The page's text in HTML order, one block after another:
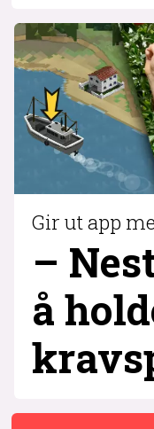
Gir ut app
–
å